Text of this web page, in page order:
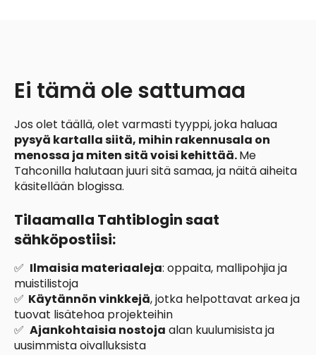
Ei tämä ole sattumaa
Jos olet täällä,olet varmasti tyyppi, joka haluaa
pysyä kartalla siitä, mihin rakennusala on
menossa ja miten sitä voisi kehittää.Me
Tahconilla halutaan juuri sitä samaa, ja näitä aiheita
käsitellään blogissa.
Tilaamalla Tahtiblogin saat
sähköpostiisi:
✅ Ilmaisia materiaaleja: oppaita, mallipohjia ja
muistilistoja
✅ Käytännön vinkkejä, jotka helpottavat arkea ja
tuovat lisätehoa projekteihin
✅ Ajankohtaisia nostoja alan kuulumisista ja
uusimmista oivalluksista